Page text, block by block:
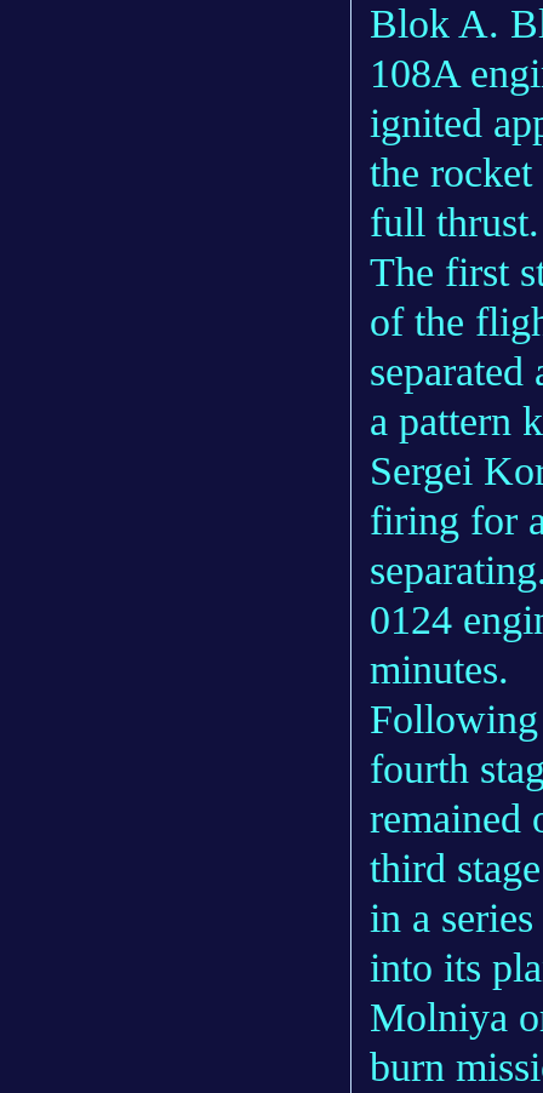
Blok A.
108A
ignited
the
full thrust.
The first
of the
a pattern
Sergei
firing for
0124
minutes.
fourth
remained
third
in a
into its
Molniya
burn